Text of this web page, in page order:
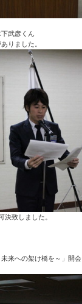
武彦くん
りました。
決致しました。
来への架け橋を～」開会